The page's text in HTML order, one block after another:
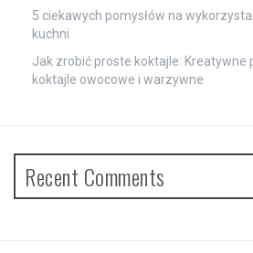
5 ciekawych pomysłów na
kuchni
Jak zrobić proste koktajle: Kreatywne
koktajle owocowe i warzywne
Recent Comments